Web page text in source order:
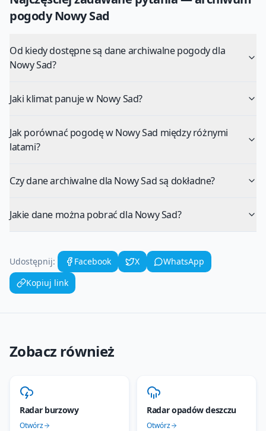
pogodyNowy Sad
Od kiedy dostępne są dane archiwalne pogody dla
Nowy Sad?
Jaki klimat panuje w Nowy Sad?
Jak porównać pogodę w Nowy Sad między różnymi
latami?
Czy dane archiwalne dla Nowy Sad są dokładne?
Jakie dane można pobrać dla Nowy Sad?
Udostępnij: Facebook X
WhatsApp
Kopiuj link
Zobacz również
Radar burzowy
Otwórz
Radar opadów deszczu
Otwórz